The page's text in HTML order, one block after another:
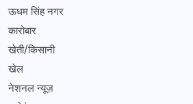
ऊधम सिंह नगर
कारोबार
खेती/किसानी
खेल
नेशनल न्यूज़